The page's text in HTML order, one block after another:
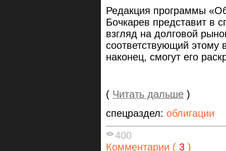
Редакция программы
Бочкарев представит в
взгляд на долговой
соответствующий этому
наконец, смогут его
( Читать дальше )
спецраздел: облигации
400
Комментарии ( 3 )